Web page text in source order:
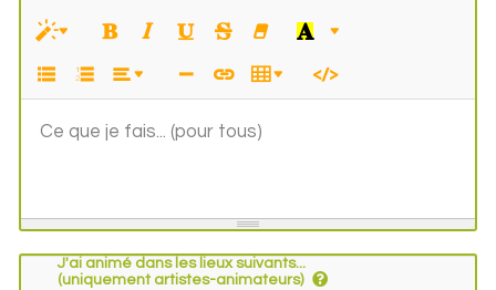
Ce que je fais... (pour tous)
J'ai animé dans les lieux suivants...
(uniquement artistes-animateurs)